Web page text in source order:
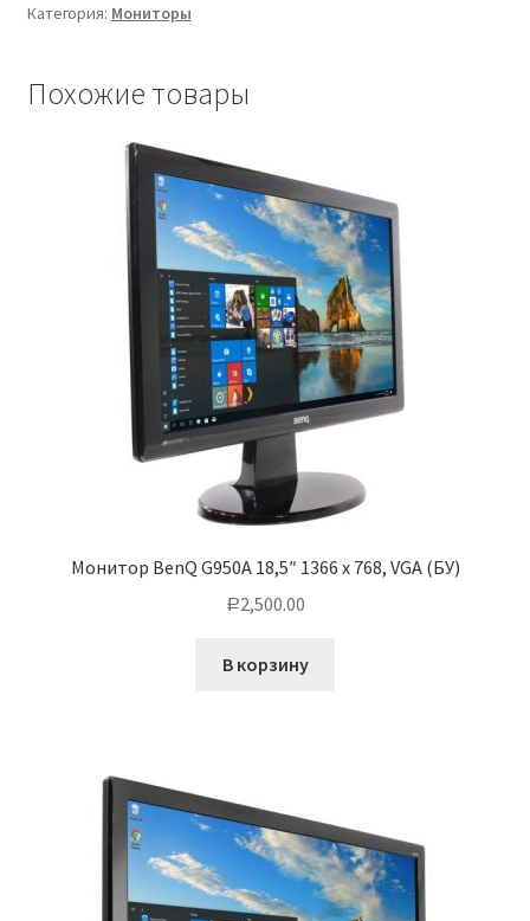
Категория: Мониторы
Похожие товары
Монитор BenQ G950A 18,5″ 1366 x 768, VGA (БУ)
Р2,500.00
В корзину